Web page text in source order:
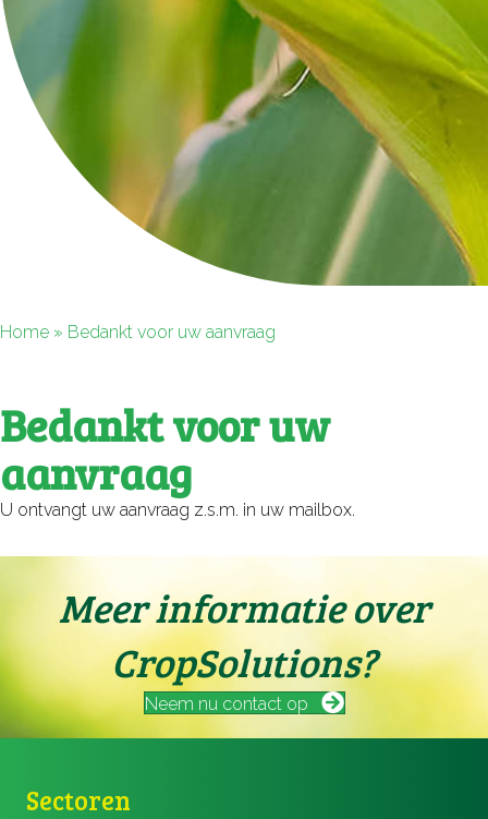
Home » Bedankt voor uw aanvraag
Bedankt voor uw
aanvraag
U ontvangt uw aanvraag z.s.m. in uw mailbox.
Meer informatie over
CropSolutions?
Neem nu contact op
Sectoren